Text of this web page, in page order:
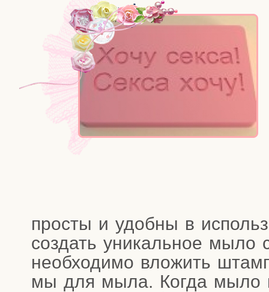
про­сты и удоб­ны в
создать уни­каль­ное мыло
необ­хо­ди­мо вло­жить
мы для мыла. Когда мыло